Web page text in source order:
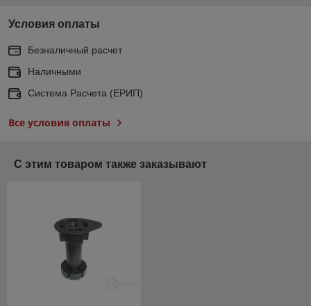
Условия оплаты
Безналичный расчет
Наличными
Система Расчета (ЕРИП)
Все условия оплаты
С этим товаром также заказывают